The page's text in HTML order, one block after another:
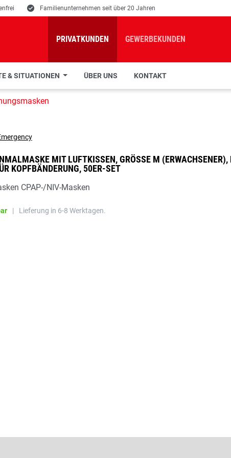
E Familienunternehmen seit über 20 Jahren
PRIVATKUNDEN GEWERBEKUNDEN
& SITUATIONEN ÜBER UNS KONTAKT
MIT LUFTKISSEN, GRÖSSE M (ERWACHSENER),
KOPFBÄNDERUNG, 50ER-SET
CPAP-/NIV-Masken
| Lieferung in 6-8 Werktagen.